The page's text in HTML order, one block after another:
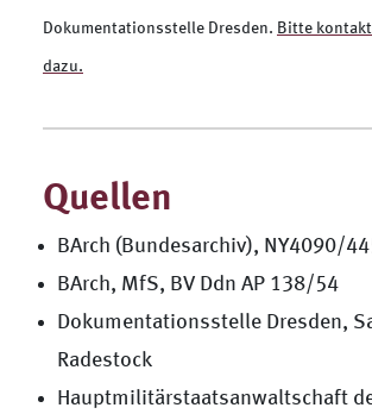
Dokumentationsstelle Dresden. Bitte
dazu.
Quellen
BArch (Bundesarchiv), NY4090/
BArch, MfS, BV Ddn AP 138/54
Dokumentationsstelle Dresden,
Radestock
Hauptmilitärstaatsanwaltschaft